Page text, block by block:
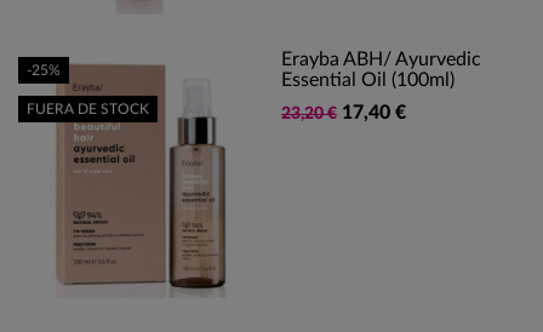
Erayba ABH/ Ayurvedic
Essential Oil (100ml)
23,20 € 17,40 €
-25%
FUERA DE STOCK